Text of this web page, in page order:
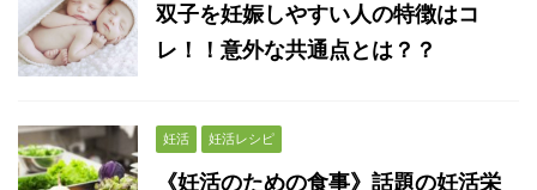
双子を妊娠しやすい人の特徴はコ
レ！！意外な共通点とは？？
妊活 妊活レシピ
《妊活のための食事》話題の妊活栄